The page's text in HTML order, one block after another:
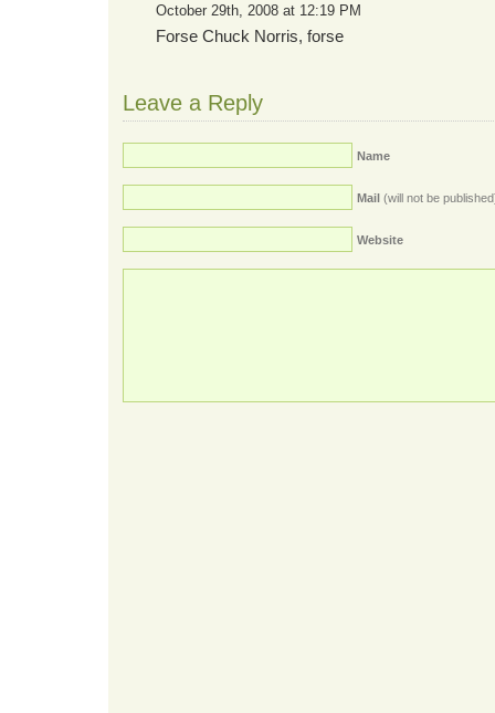
October 29th, 2008 at 12:19 PM
Forse Chuck Norris, forse
Leave a Reply
Name
Mail (will not be
Website